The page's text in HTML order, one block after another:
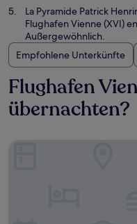
La Pyramide Patrick
Flughafen Vienne (XVI)
Außergewöhnlich.
Empfohlene Unterkünfte
Flughafen
übernachten?